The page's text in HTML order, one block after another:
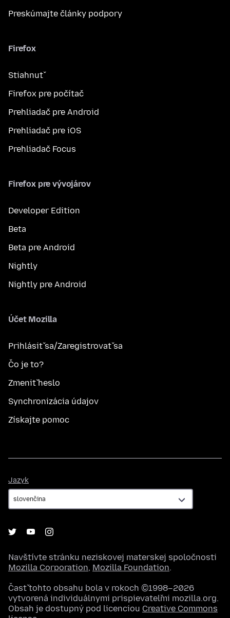
Preskúmajte články podpory
Firefox
Stiahnuť
Firefox pre počítač
Prehliadač pre Android
Prehliadač pre iOS
Prehliadač Focus
Firefox pre vývojárov
Developer Edition
Beta
Beta pre Android
Nightly
Nightly pre Android
Účet Mozilla
Prihlásiť sa/Zaregistrovať sa
Čo je to?
Zmeniť heslo
Synchronizácia údajov
Získajte pomoc
Jazyk
Navštívte stránku neziskovej materskej spoločnosti
Mozilla Corporation, Mozilla Foundation.
Časť tohto obsahu bola v rokoch ©1998–2026
vytvorená individuálnymi prispievateľmi mozilla.org.
Obsah je dostupný pod licenciou Creative Commons